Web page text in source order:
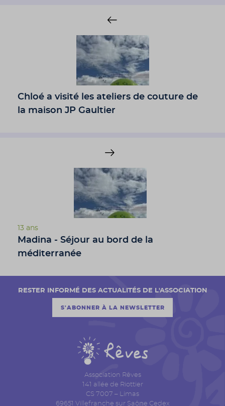
Chloé a visité les ateliers de couture de
la maison JP Gaultier
13 ans
Madina - Séjour au bord de la
méditerranée
Association Rêves
141 allée de Riottier
CS 7007 – Limas
69651 Villefranche sur Saône Cedex
RESTER INFORMÉ DES ACTUALITÉS DE L'ASSOCIATION
S'ABONNER À LA NEWSLETTER